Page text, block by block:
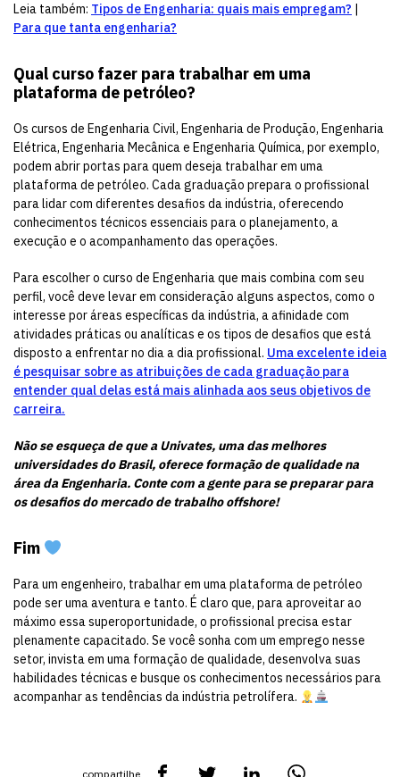
Leia também: Tipos de Engenharia: quais mais empregam?
Para que tanta engenharia?
Qual curso fazer para trabalhar em uma
plataforma de petróleo?
Os cursos de Engenharia Civil, Engenharia de Produção, Engenharia
Elétrica, Engenharia Mecânica e Engenharia Química, por exemplo,
podem abrir portas para quem deseja trabalhar em uma
plataforma de petróleo. Cada graduação prepara o profissional
para lidar com diferentes desafios da indústria, oferecendo
conhecimentos técnicos essenciais para o planejamento, a
execução e o acompanhamento das operações.
Para escolher o curso de Engenharia que mais combina com seu
perfil, você deve levar em consideração alguns aspectos, como o
interesse por áreas específicas da indústria, a afinidade com
atividades práticas ou analíticas e os tipos de desafios que está
disposto a enfrentar no dia a dia profissional. Uma excelente ideia
é pesquisar sobre as atribuições de cada graduação para
entender qual delas está mais alinhada aos seus objetivos de
carreira.
Não se esqueça de que a Univates, uma das melhores
universidades do Brasil, oferece formação de qualidade na
área da Engenharia. Conte com a gente para se preparar para
os desafios do mercado de trabalho offshore!
Fim
Para um engenheiro, trabalhar em uma plataforma de petróleo
pode ser uma aventura e tanto. É claro que, para aproveitar ao
máximo essa superoportunidade, o profissional precisa estar
plenamente capacitado. Se você sonha com um emprego nesse
setor, invista em uma formação de qualidade, desenvolva suas
habilidades técnicas e busque os conhecimentos necessários para
acompanhar as tendências da indústria petrolífera.
compartilhe